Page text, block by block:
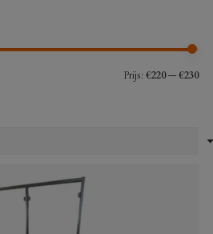
Prijs: €220—€230